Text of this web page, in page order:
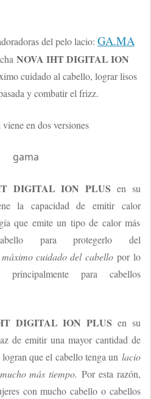
del pelo lacio: GA.MA
NOVA IHT DIGITAL ION
cuidado al cabello, lograr lisos
y combatir el frizz.
viene en dos versiones
DIGITAL ION PLUS en su
la capacidad de emitir calor
que emite un tipo de calor más
para protegerlo del
máximo cuidado del cabellopor lo
principalmente para cabellos
DIGITAL ION PLUSen su
de emitir una mayor cantidad de
que el cabello tenga un lacio
más tiempo. Por esta razón,
con mucho cabello o cabellos